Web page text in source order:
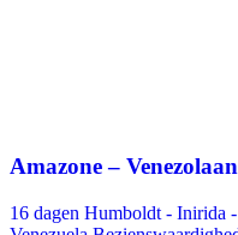
Amazone –
16 dagen Humboldt - Inirida